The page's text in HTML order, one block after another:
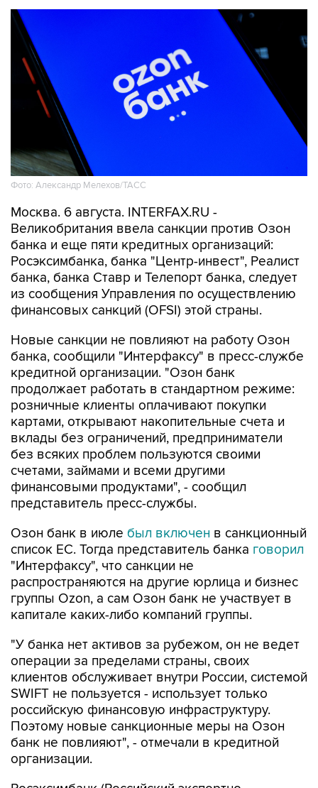
Фото: Александр Мелехов/ТАСС
Москва. 6 августа. INTERFAX.RU -
Великобритания ввела санкции против Озон
банка и еще пяти кредитных организаций:
Росэксимбанка, банка "Центр-инвест", Реалист
банка, банка Ставр и Телепорт банка, следует
из сообщения Управления по осуществлению
финансовых санкций (OFSI) этой страны.
Новые санкции не повлияют на работу Озон
банка, сообщили "Интерфаксу" в пресс-службе
кредитной организации. "Озон банк
продолжает работать в стандартном режиме:
розничные клиенты оплачивают покупки
картами, открывают накопительные счета и
вклады без ограничений, предприниматели
без всяких проблем пользуются своими
счетами, займами и всеми другими
финансовыми продуктами", - сообщил
представитель пресс-службы.
Озон банк в июле был включен в санкционный
список ЕС. Тогда представитель банка говорил
"Интерфаксу", что санкции не
распространяются на другие юрлица и бизнес
группы Ozon, а сам Озон банк не участвует в
капитале каких-либо компаний группы.
"У банка нет активов за рубежом, он не ведет
операции за пределами страны, своих
клиентов обслуживает внутри России, системой
SWIFT не пользуется - использует только
российскую финансовую инфраструктуру.
Поэтому новые санкционные меры на Озон
банк не повлияют", - отмечали в кредитной
организации.